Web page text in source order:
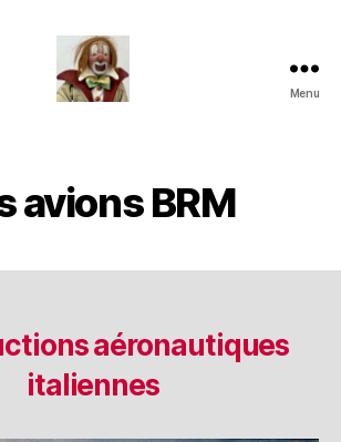
Collection
Menu
avions BRM
aéronautiques
italiennes